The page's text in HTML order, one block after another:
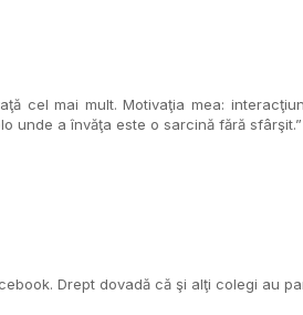
cel mai mult. Motivaţia mea:
unde a învăţa este o sarcină fără sfârşit.”
Drept dovadă că şi alţi colegi au